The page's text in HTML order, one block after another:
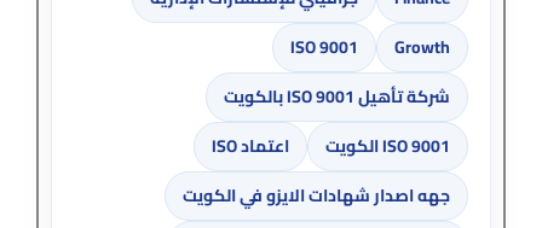
Growth
ISO 9001
شركة تأهيل ISO 9001 بالكويت
ISO 9001 الكويت
اعتماد ISO
جهه اصدار شهادات الايزو في الكويت